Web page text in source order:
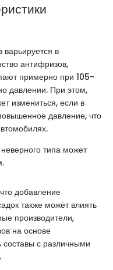
в
антифризов,
примерно при 105-
давлении. При этом,
измениться, если в
давление, что
типа может
добавление
также может влиять
производители,
на основе
составы с различными